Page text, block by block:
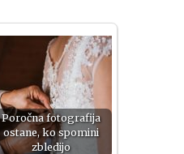
Poročna fotografija
ostane, ko spomini
zbledijo